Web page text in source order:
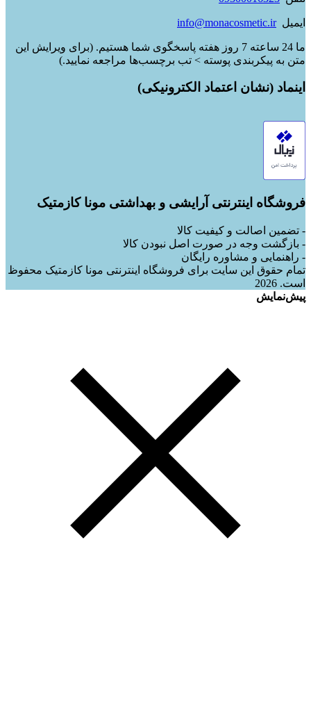
ایمیلinfo@monacosmetic.ir
ما 24 ساعته 7 روز هفته پاسخگوی شما هستیم. (برای ویرایش این
متن به پیکربندی پوسته > تب برچسب‌ها مراجعه نمایید.)
اینماد (نشان اعتماد الکترونیکی)
فروشگاه اینترنتی آرایشی و بهداشتی مونا کازمتیک
- تضمین اصالت و کیفیت کالا
- بازگشت وجه در صورت اصل نبودن کالا
- راهنمایی و مشاوره رایگان
تمام حقوق این سایت برای فروشگاه اینترنتی مونا کازمتیک محفوظ
است. 2026
پیش‌نمایش